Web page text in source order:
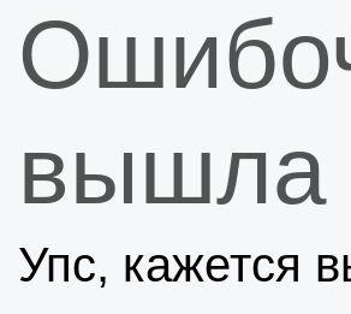
вышла
Упс, кажется